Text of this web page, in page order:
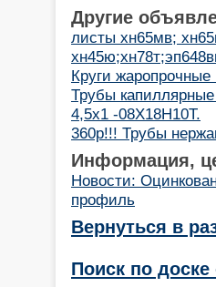
Другие
листы хн65мв;
Круги
Трубы
4,5х1 -08Х18Н10Т.
360р!!! Трубы
Информация,
Новости:
профиль
Вернуться в
Поиск по